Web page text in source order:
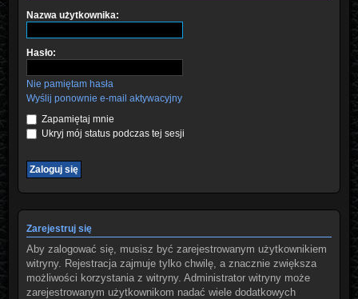
Nazwa użytkownika:
Hasło:
Nie pamiętam hasła
Wyślij ponownie e-mail aktywacyjny
Zapamiętaj mnie
Ukryj mój status podczas tej sesji
Zarejestruj się
Aby zalogować się, musisz być zarejestrowanym użytkownikiem
witryny. Rejestracja zajmuje tylko chwilę, a znacznie zwiększa
możliwości korzystania z witryny. Administrator witryny może
zarejestrowanym użytkownikom nadać wiele dodatkowych